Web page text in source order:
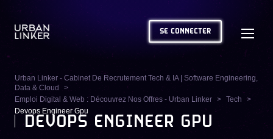
SE CONNECTER
Urban Linker - Cabinet De Recrutement Tech & IA | Software Engineering,
Data & Cloud
Emploi Digital & Web : Découvrez Nos Offres - Urban Linker
Tech
Devops Engineer Gpu
DEVOPS ENGINEER GPU